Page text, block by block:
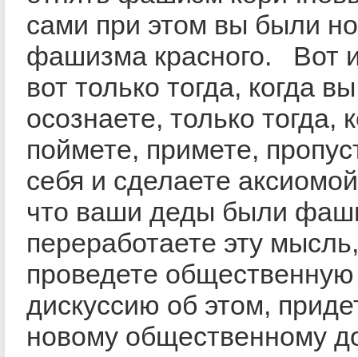
сами при этом вы были
фашизма красного. Вот
вот только тогда, когда вы
осознаете, только тогда,
поймете, примете,
себя и сделаете
что ваши деды были
переработаете эту мысль,
проведете общественную
дискуссию об этом,
новому общественному